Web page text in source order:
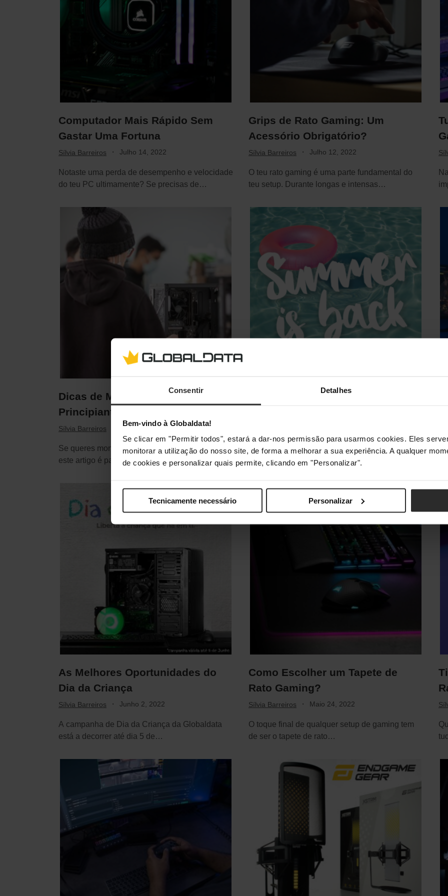
Consentir Detalhes
Bem-vindo à Globaldata!
Se clicar em "Permitir todos", estará a dar-nos permissão para usarmos cookies. Eles
monitorar a utilização do nosso site, de forma a melhorar a sua experiência. A qualquer
de cookies e personalizar quais permite, clicando em "Personalizar".
Tecnicamente necessário Personalizar
Computador Mais Rápido Sem
Gastar Uma Fortuna
Sílvia Barreiros · Julho 14, 2022
Notaste uma perda de desempenho e velocidade
do teu PC ultimamente? Se precisas de
Grips de Rato Gaming: Um
Acessório Obrigatório?
Sílvia Barreiros · Julho 12, 2022
O teu rato gaming é uma parte fundamental do
teu setup. Durante longas e intensas…
Dicas de Montagem Para
Principiantes
Sílvia Barreiros Julho 5, 2022
Se queres montar um PC e precisas de dicas,
este artigo é para ti. A…
Mergulha de Cabeça na
O regresso às férias de verão é tão
entusiasmante como a despedida das aulas e…
As Melhores Oportunidades do
Dia da Criança
Sílvia Barreiros · Junho 2, 2022
A campanha de Dia da Criança da Globaldata
está a decorrer até dia 5 de…
Como Escolher um Tapete de
Rato Gaming?
Sílvia Barreiros · Maio 24, 2022
O toque final de qualquer setup de gaming tem
de ser o tapete de rato…